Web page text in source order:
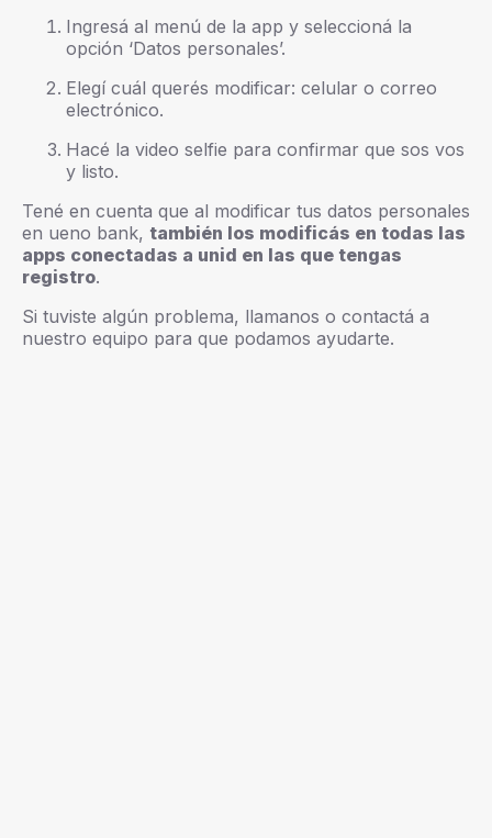
Ingresá al menú de la app y seleccioná la
opción ‘Datos personales’.
Elegí cuál querés modificar: celular o correo
electrónico.
Hacé la video selfie para confirmar que sos vos
y listo.
Tené en cuenta que al modificar tus datos personales
en ueno bank, también los modificás en todas las
apps conectadas a unid en las que tengas
registro.
Si tuviste algún problema, llamanos o contactá a
nuestro equipo para que podamos ayudarte.